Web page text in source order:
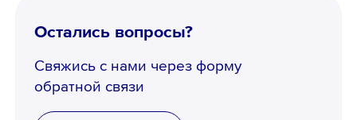
Остались вопросы?
Свяжись с нами через форму
обратной связи